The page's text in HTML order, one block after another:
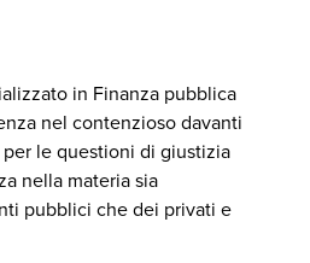
in Finanza pubblica
nel contenzioso davanti
le questioni di giustizia
nella materia sia
pubblici che dei privati e